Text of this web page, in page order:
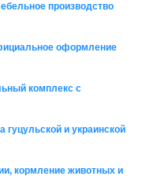
производство
оформление
комплекс с
и украинской
кормление животных и